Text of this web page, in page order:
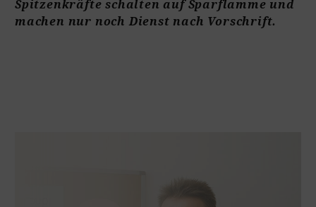
Spitzenkräfte schalten auf Sparflamme und
machen nur noch Dienst nach Vorschrift.